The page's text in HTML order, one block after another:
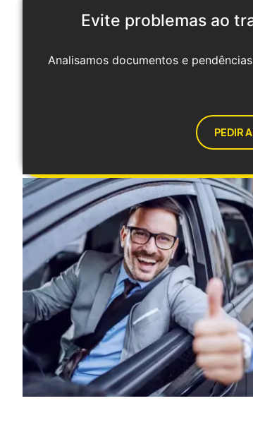
Evite problemas ao
Analisamos documentos e
PEDIR